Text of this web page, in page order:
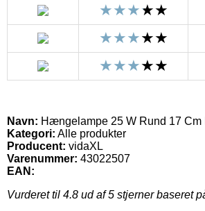
Navn: Hængelampe 25 W Rund 17 Cm
Kategori: Alle produkter
Producent: vidaXL
Varenummer: 43022507
EAN:
Vurderet til 4.8 ud af 5 stjerner baseret